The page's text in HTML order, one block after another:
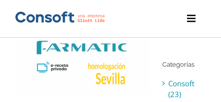
Toggle
Inicio
Farmatic Categorías
Consoft
(23)